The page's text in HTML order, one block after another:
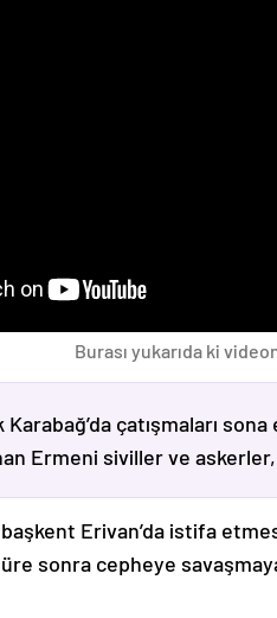
Burası yukarıda ki
Karabağ’da çatışmaları
Ermeni siviller ve
Erivan’da istifa
sonra cepheye